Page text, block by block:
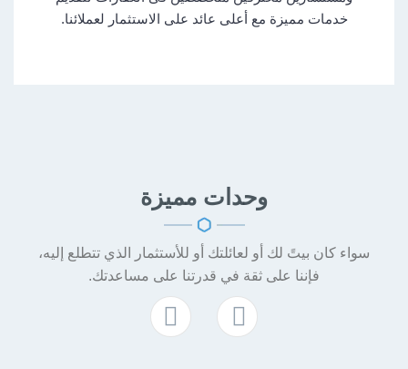
خدمات مميزة مع أعلى عائد على الاستثمار لعملائنا.
وحدات مميزة
سواء كان بيتً لك أو لعائلتك أو للأستثمار الذي تتطلع إليه،
فإننا على ثقة في قدرتنا على مساعدتك.